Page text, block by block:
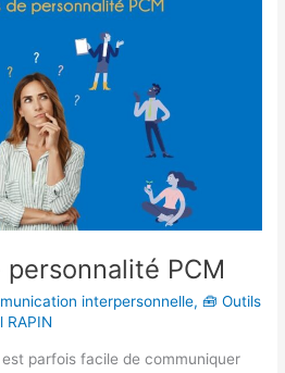
PCM
interpersonnelle,🧰 Outils
RAPIN
parfois facile de communiquer